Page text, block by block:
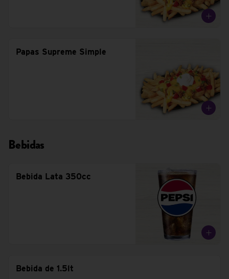
Papas Supreme Simple
Bebidas
Bebida Lata 350cc
Bebida de 1.5lt